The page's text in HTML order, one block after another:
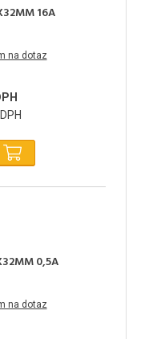
16A
na dotaz
0,5A
na dotaz